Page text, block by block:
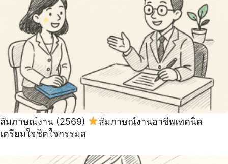
สัมภาษณ์งาน (2569)
สัมภาษณ์งานอาชีพเทคนิค
เตรียมใจชิตใจกรรมส